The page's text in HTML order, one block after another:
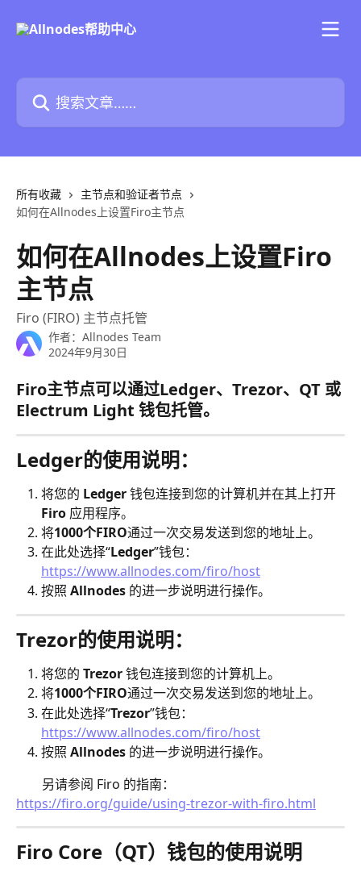
搜索文章……
所有收藏
主节点和验证者节点
如何在Allnodes上设置Firo主节点
如何在Allnodes上设置Firo
主节点
Firo (FIRO) 主节点托管
作者： Allnodes Team
2024年9月30日
Firo主节点可以通过Ledger、Trezor、QT 或
Electrum Light 钱包托管。
Ledger的使用说明：
将您的 Ledger 钱包连接到您的计算机并在其上打开
Firo 应用程序。
将1000个FIRO通过一次交易发送到您的地址上。
在此处选择“Ledger”钱包：
https://www.allnodes.com/firo/host
按照 Allnodes 的进一步说明进行操作。
Trezor的使用说明：
将您的 Trezor 钱包连接到您的计算机上。
将1000个FIRO通过一次交易发送到您的地址上。
在此处选择“Trezor”钱包：
https://www.allnodes.com/firo/host
按照 Allnodes 的进一步说明进行操作。
        另请参阅 Firo 的指南：
https://firo.org/guide/using-trezor-with-firo.html
Firo Core（QT）钱包的使用说明